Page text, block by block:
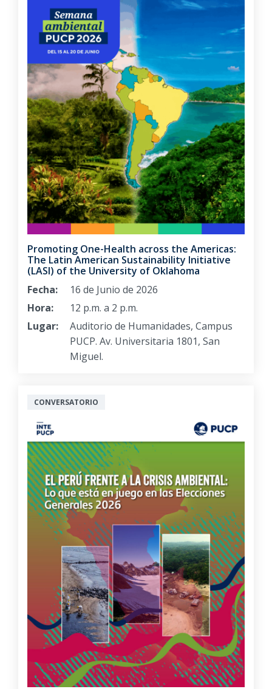
Promoting One-Health across the Americas:
The Latin American Sustainability Initiative
(LASI) of the University of Oklahoma
Fecha:
16 de Junio de 2026
Hora:
12 p.m. a 2 p.m.
Lugar:
Auditorio de Humanidades, Campus
PUCP. Av. Universitaria 1801, San
Miguel.
CONVERSATORIO